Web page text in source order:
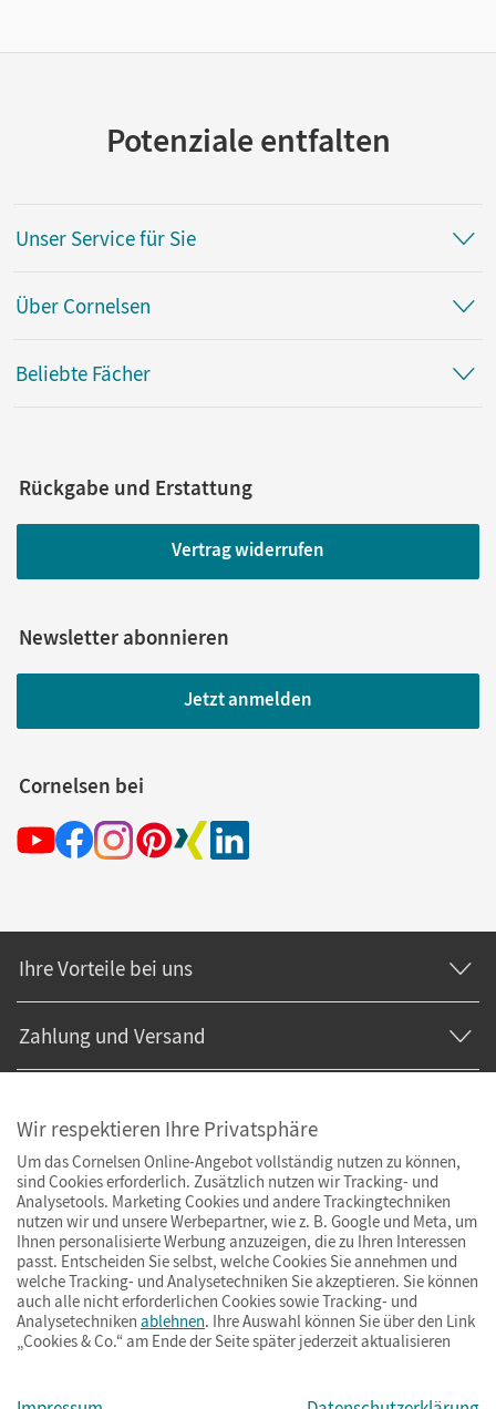
Potenziale entfalten
Unser Service für Sie
Über Cornelsen
Beliebte Fächer
Rückgabe und Erstattung
Vertrag widerrufen
Newsletter abonnieren
Jetzt anmelden
Cornelsen bei
Ihre Vorteile bei uns
Zahlung und Versand
ImpressumAGBDatenschutzBarrierefreiheitCookies & Co.
Wir respektieren Ihre Privatsphäre
Um das Cornelsen Online-Angebot vollständig nutzen zu können,
sind Cookies erforderlich. Zusätzlich nutzen wir Tracking- und
Analysetools. Marketing Cookies und andere Trackingtechniken
nutzen wir und unsere Werbepartner, wie z. B. Google und Meta, um
Ihnen personalisierte Werbung anzuzeigen, die zu Ihren Interessen
passt. Entscheiden Sie selbst, welche Cookies Sie annehmen und
welche Tracking- und Analysetechniken Sie akzeptieren. Sie können
auch alle nicht erforderlichen Cookies sowie Tracking- und
Analysetechniken ablehnen. Ihre Auswahl können Sie über den Link
„Cookies & Co.“ am Ende der Seite später jederzeit aktualisieren